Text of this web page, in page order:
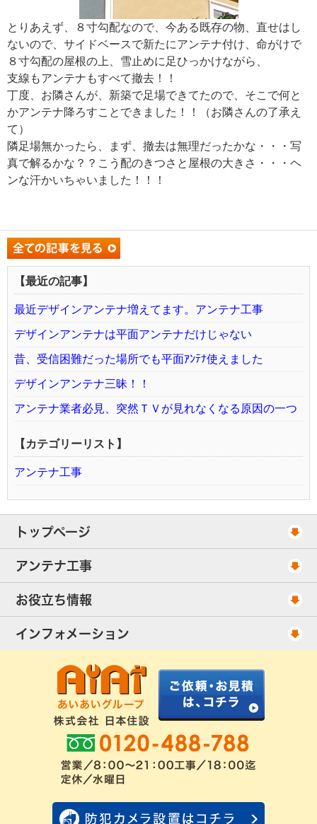
とりあえず、８寸勾配なので、今ある既存の物、直せはし
ないので、サイドベースで新たにアンテナ付け、命がけで
８寸勾配の屋根の上、雪止めに足ひっかけながら、
支線もアンテナもすべて撤去！！
丁度、お隣さんが、新築で足場できてたので、そこで何と
かアンテナ降ろすことできました！！（お隣さんの了承え
て）
隣足場無かったら、まず、撤去は無理だったかな・・・写
真で解るかな？？こう配のきつさと屋根の大きさ・・・ヘ
ンな汗かいちゃいました！！！
【最近の記事】
最近デザインアンテナ増えてます。アンテナ工事
デザインアンテナは平面アンテナだけじゃない
昔、受信困難だった場所でも平面ｱﾝﾃﾅ使えました
デザインアンテナ三昧！！
アンテナ業者必見、突然ＴＶが見れなくなる原因の一つ
【カテゴリーリスト】
アンテナ工事
トップページ
工事スケジュール
当社が選ばれる理由
出張エリア
アンテナ工事
アンテナ工事・料金
UHFアンテナ工事・料金
配線ケーブル追加工事・料金
アンテナ工事社長のブログ
アンテナ工事スケジュール
お役立ち情報
ご相談事例
アンテナの種類
工事について
良くあるアンテナ修理
インフォメーション
お客様の声
工事依頼・お見積りフォーム